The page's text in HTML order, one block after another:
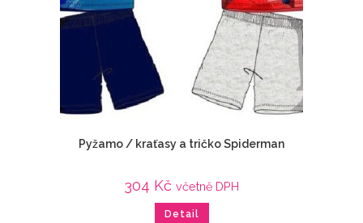
Pyžamo / kraťasy a tričko Spiderman
304 Kč včetně DPH
Detail